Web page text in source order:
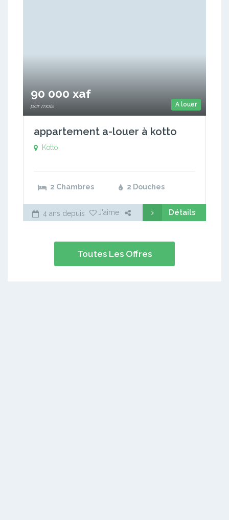
A louer
90 000 xaf
par mois
appartement a-louer à kotto
Kotto
2 Chambres 2 Douches
4 ans depuis J'aime Détails
Toutes Les Offres